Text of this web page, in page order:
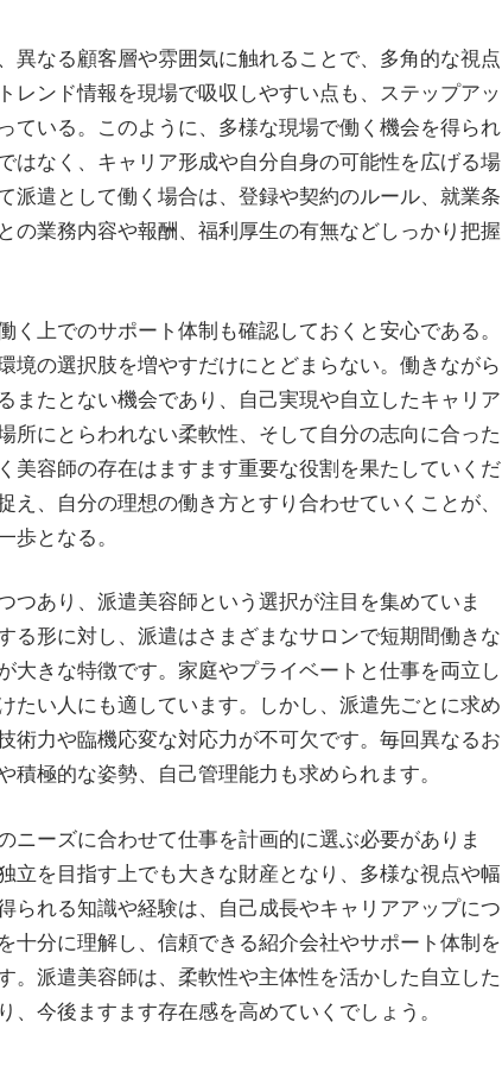
異なる顧客層や雰囲気に触れることで、多角的な視点
レンド情報を現場で吸収しやすい点も、ステップアッ
ている。このように、多様な現場で働く機会を得られ
はなく、キャリア形成や自分自身の可能性を広げる場
派遣として働く場合は、登録や契約のルール、就業条
の業務内容や報酬、福利厚生の有無などしっかり把握
上でのサポート体制も確認しておくと安心である。
境の選択肢を増やすだけにとどまらない。働きながら
またとない機会であり、自己実現や自立したキャリア
所にとらわれない柔軟性、そして自分の志向に合った
美容師の存在はますます重要な役割を果たしていくだ
、自分の理想の働き方とすり合わせていくことが、
となる。
あり、派遣美容師という選択が注目を集めていま
る形に対し、派遣はさまざまなサロンで短期間働きな
大きな特徴です。家庭やプライベートと仕事を両立し
たい人にも適しています。しかし、派遣先ごとに求め
術力や臨機応変な対応力が不可欠です。毎回異なるお
極的な姿勢、自己管理能力も求められます。
ーズに合わせて仕事を計画的に選ぶ必要がありま
立を目指す上でも大きな財産となり、多様な視点や幅
られる知識や経験は、自己成長やキャリアアップにつ
十分に理解し、信頼できる紹介会社やサポート体制を
。派遣美容師は、柔軟性や主体性を活かした自立した
今後ますます存在感を高めていくでしょう。